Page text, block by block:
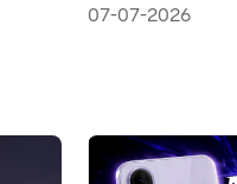
un
07-07-2026